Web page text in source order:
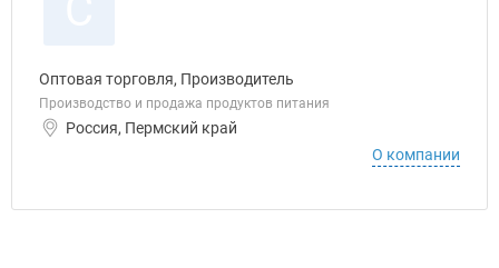
Оптовая торговля, Производитель
Производство и продажа продуктов питания
Россия, Пермский край
О компании